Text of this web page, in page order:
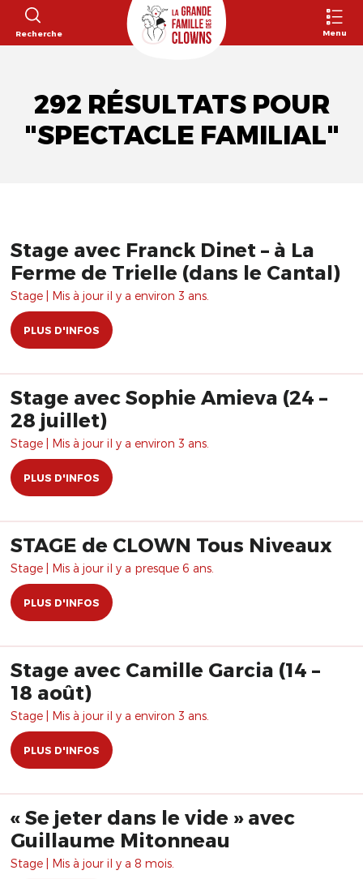
Recherche Menu
292 RÉSULTATS POUR
"SPECTACLE FAMILIAL"
Stage avec Franck Dinet – à La
Ferme de Trielle (dans le Cantal)
Stage | Mis à jour il y a environ 3 ans.
PLUS D'INFOS
Stage avec Sophie Amieva (24 –
28 juillet)
Stage | Mis à jour il y a environ 3 ans.
PLUS D'INFOS
STAGE de CLOWN Tous Niveaux
Stage | Mis à jour il y a presque 6 ans.
PLUS D'INFOS
Stage avec Camille Garcia (14 –
18 août)
Stage | Mis à jour il y a environ 3 ans.
PLUS D'INFOS
« Se jeter dans le vide » avec
Guillaume Mitonneau
Stage | Mis à jour il y a 8 mois.